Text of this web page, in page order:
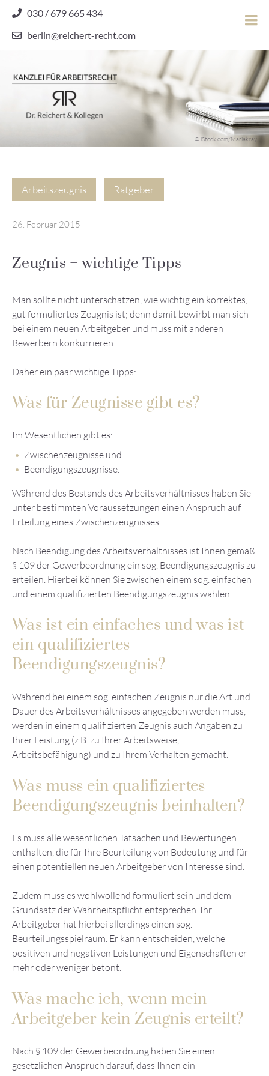
content
030 / 679 665 434
berlin@reichert-recht.com
Dr.
Reichert
Arbeitsrecht
© iStock.com/Mariakray
Arbeitszeugnis Ratgeber
26. Februar 2015
Zeugnis – wichtige Tipps
Man sollte nicht unterschätzen, wie wichtig ein korrektes,
gut formuliertes Zeugnis ist; denn damit bewirbt man sich
bei einem neuen Arbeitgeber und muss mit anderen
Bewerbern konkurrieren.
Daher ein paar wichtige Tipps:
Was für Zeugnisse gibt es?
Im Wesentlichen gibt es:
Zwischenzeugnisse und
Beendigungszeugnisse.
Während des Bestands des Arbeitsverhältnisses haben Sie
unter bestimmten Voraussetzungen einen Anspruch auf
Erteilung eines Zwischenzeugnisses.
Nach Beendigung des Arbeitsverhältnisses ist Ihnen gemäß
§ 109 der Gewerbeordnung ein sog. Beendigungszeugnis zu
erteilen. Hierbei können Sie zwischen einem sog. einfachen
und einem qualifizierten Beendigungszeugnis wählen.
Was ist ein einfaches und was ist
ein qualifiziertes
Beendigungszeugnis?
Während bei einem sog. einfachen Zeugnis nur die Art und
Dauer des Arbeitsverhältnisses angegeben werden muss,
werden in einem qualifizierten Zeugnis auch Angaben zu
Ihrer Leistung (z.B. zu Ihrer Arbeitsweise,
Arbeitsbefähigung) und zu Ihrem Verhalten gemacht.
Was muss ein qualifiziertes
Beendigungszeugnis beinhalten?
Es muss alle wesentlichen Tatsachen und Bewertungen
enthalten, die für Ihre Beurteilung von Bedeutung und für
einen potentiellen neuen Arbeitgeber von Interesse sind.
Zudem muss es wohlwollend formuliert sein und dem
Grundsatz der Wahrheitspflicht entsprechen. Ihr
Arbeitgeber hat hierbei allerdings einen sog.
Beurteilungsspielraum. Er kann entscheiden, welche
positiven und negativen Leistungen und Eigenschaften er
mehr oder weniger betont.
Was mache ich, wenn mein
Arbeitgeber kein Zeugnis erteilt?
Nach § 109 der Gewerbeordnung haben Sie einen
gesetzlichen Anspruch darauf, dass Ihnen ein